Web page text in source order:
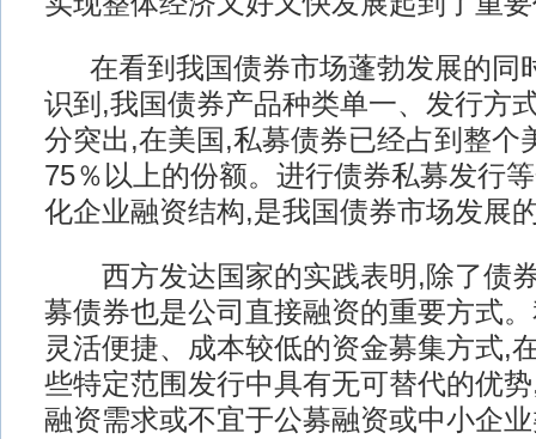
在看到我国债券市场蓬勃发展的同
识到,我国债券产品种类单一、发行方
分突出,在美国,私募债券已经占到整个
75％以上的份额。进行债券私募发行
化企业融资结构,是我国债券市场发展
西方发达国家的实践表明,除了债
募债券也是公司直接融资的重要方式
灵活便捷、成本较低的资金募集方式,
些特定范围发行中具有无可替代的优
融资需求或不宜于公募融资或中小企